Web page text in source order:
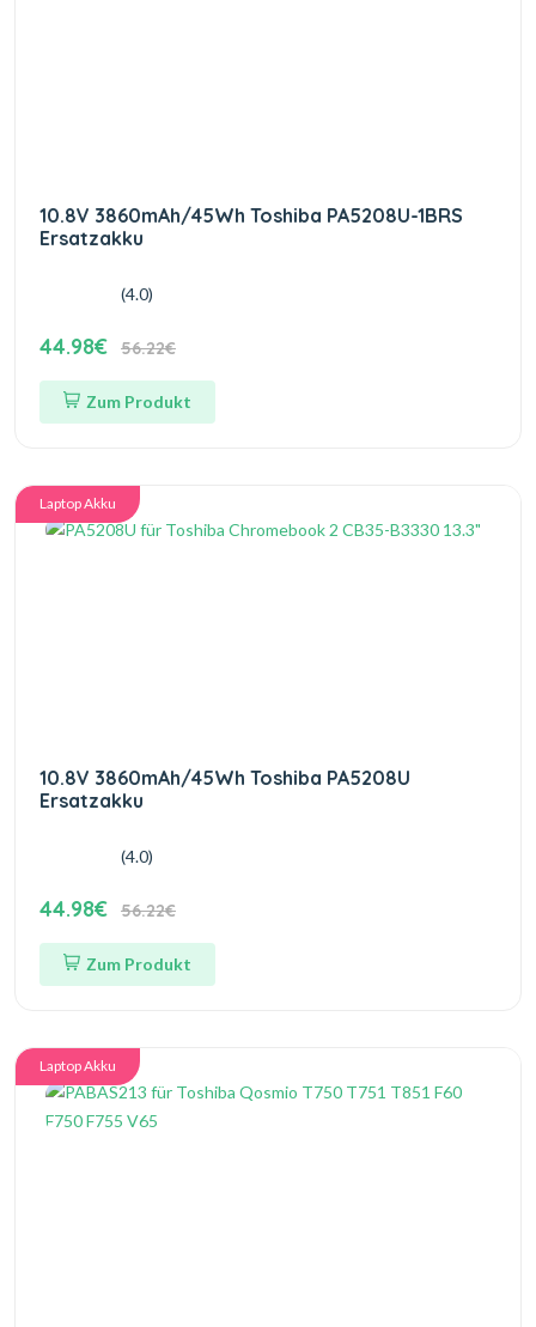
10.8V 3860mAh/45Wh Toshiba PA5208U-1BRS
Ersatzakku
(4.0)
44.98€ 56.22€
Zum Produkt
Laptop Akku
10.8V 3860mAh/45Wh Toshiba PA5208U
Ersatzakku
(4.0)
44.98€ 56.22€
Zum Produkt
Laptop Akku